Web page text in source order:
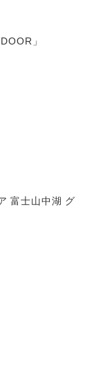
」
富士山中湖 グ